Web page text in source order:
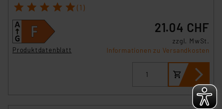
1 2 3 4 5 (1)
Produktdatenblatt
21.04 CHF
zzgl. MwSt.
Informationen zu Versandkosten